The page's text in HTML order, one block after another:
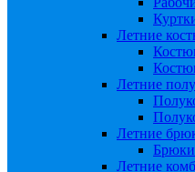
Летние
Летние
Летние
Брюки
Летние